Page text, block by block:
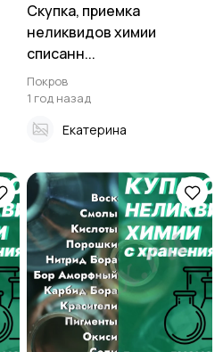
Скупка, приемка
неликвидов химии
списанн...
Покров
1 год назад
Екатерина